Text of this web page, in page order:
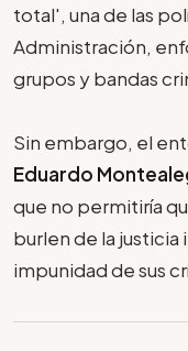
total', una de las
Administración,
grupos y bandas
Sin embargo, el
Eduardo
que no permitiría
burlen de la justicia
impunidad de sus